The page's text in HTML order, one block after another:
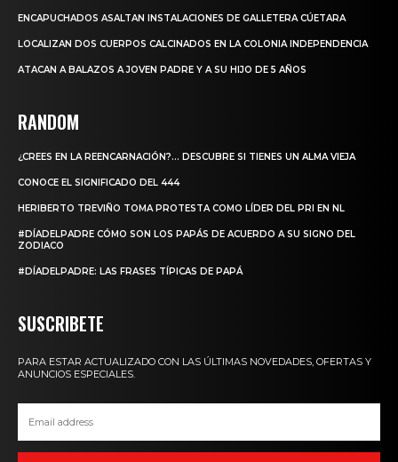
ENCAPUCHADOS ASALTAN INSTALACIONES DE GALLETERA CÚETARA
LOCALIZAN DOS CUERPOS CALCINADOS EN LA COLONIA INDEPENDENCIA
ATACAN A BALAZOS A JOVEN PADRE Y A SU HIJO DE 5 AÑOS
RANDOM
¿CREES EN LA REENCARNACIÓN?… DESCUBRE SI TIENES UN ALMA VIEJA
CONOCE EL SIGNIFICADO DEL 444
HERIBERTO TREVIÑO TOMA PROTESTA COMO LÍDER DEL PRI EN NL
#DÍADELPADRE CÓMO SON LOS PAPÁS DE ACUERDO A SU SIGNO DEL
ZODIACO
#DÍADELPADRE: LAS FRASES TÍPICAS DE PAPÁ
SUSCRIBETE
PARA ESTAR ACTUALIZADO CON LAS ÚLTIMAS NOVEDADES, OFERTAS Y
ANUNCIOS ESPECIALES.